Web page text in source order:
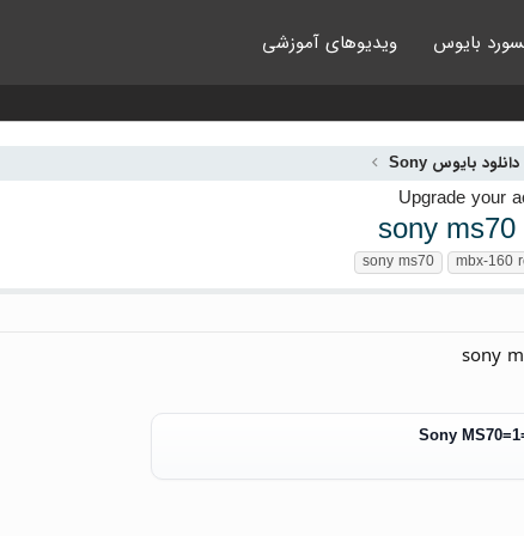
بایوس ویدیوهای آموزشی
دانلود بایوس Sony
sony
mbx-160
sony ms70
sony
Sony